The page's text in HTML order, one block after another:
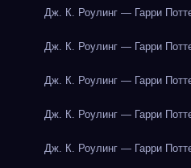
Дж. К. Роулинг — Гарри
Дж. К. Роулинг — Гарри
Дж. К. Роулинг — Гарри
Дж. К. Роулинг — Гарри
Дж. К. Роулинг — Гарри